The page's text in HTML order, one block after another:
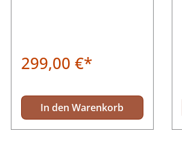
299,00 €*
In den Warenkorb